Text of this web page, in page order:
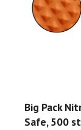
Big Pack
Safe, 500